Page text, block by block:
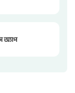
অ্যাপ